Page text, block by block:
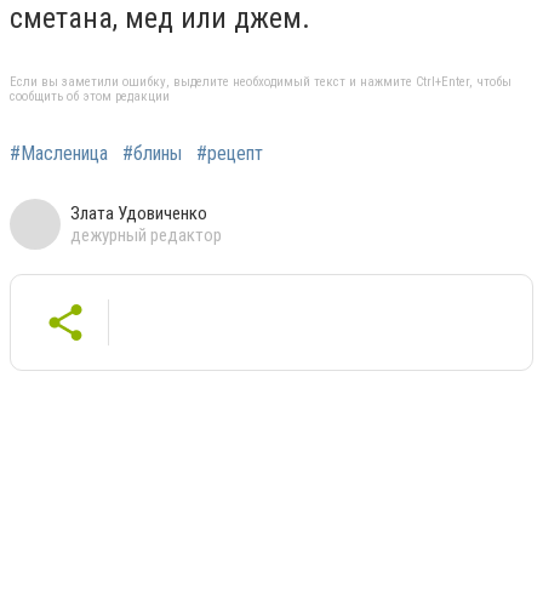
сметана, мед или джем.
Если вы заметили ошибку, выделите необходимый текст и нажмите Ctrl+Enter, чтобы
сообщить об этом редакции
#Масленица #блины #рецепт
Злата Удовиченко
дежурный редактор